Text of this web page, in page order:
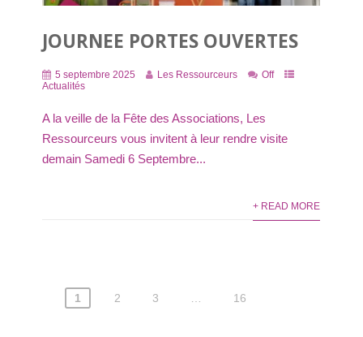
JOURNEE PORTES OUVERTES
5 septembre 2025 Les Ressourceurs
Off
Actualités
A la veille de la Fête des Associations, Les
Ressourceurs vous invitent à leur rendre visite
demain Samedi 6 Septembre...
+ READ MORE
Pagination
1 2 3 16